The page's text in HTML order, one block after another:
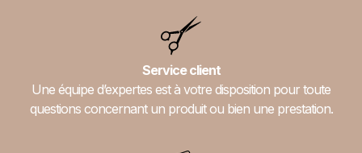
Service client
Une équipe d’expertes est à votre disposition pour toute
questions concernant un produit ou bien une prestation.